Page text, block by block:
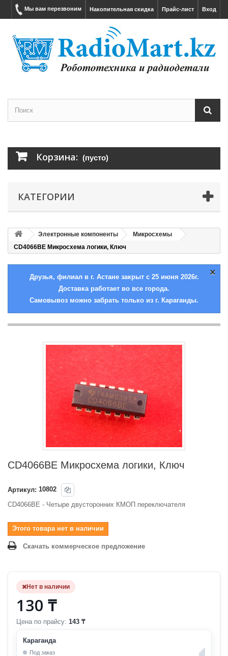
Вход
Прайс-лист
Накопительная скидка
Мы вам перезвоним
Корзина: (пусто)
КАТЕГОРИИ
Электронные компоненты
Микросхемы
CD4066BE Микросхема логики, Ключ
×
Друзья, филиал в г. Астане закрыт с 25 июня 2026г.
Доставка работает во все города.
Самовывоз можно забрать только из г. Караганды.
CD4066BE Микросхема логики, Ключ
Артикул: 10802
CD4066BE - Четыре двусторонних КМОП переключателя
Этого товара нет в наличии
Скачать коммерческое предложение
Нет в наличии
130 ₸
Цена по прайсу: 143 ₸
Караганда
Под заказ